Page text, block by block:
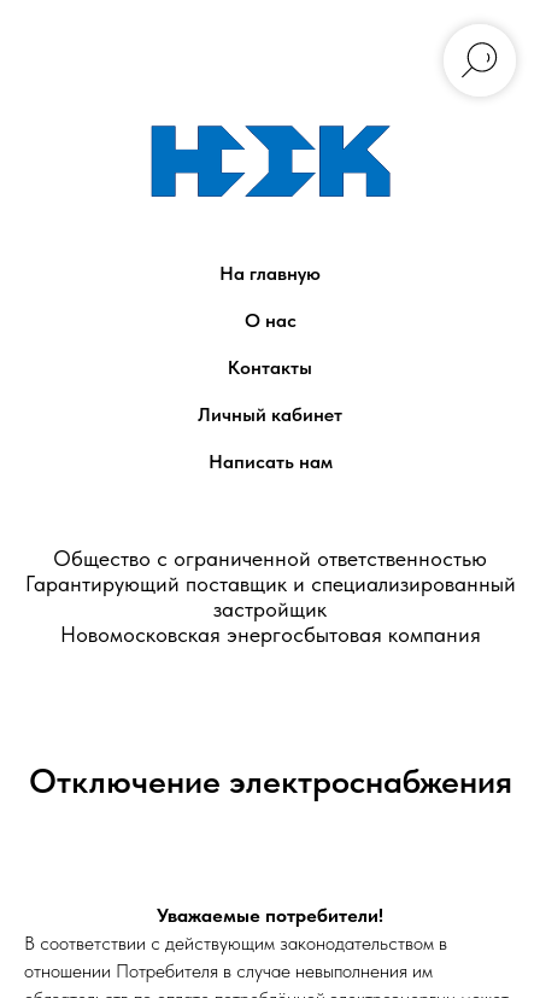
На главную
О нас
Контакты
Личный кабинет
Написать нам
Общество с ограниченной ответственностью
Гарантирующий поставщик и специализированный
застройщик
Новомосковская энергосбытовая компания
Отключение электроснабжения
Уважаемые потребители!
В соответствии с действующим законодательством в
отношении Потребителя в случае невыполнения им